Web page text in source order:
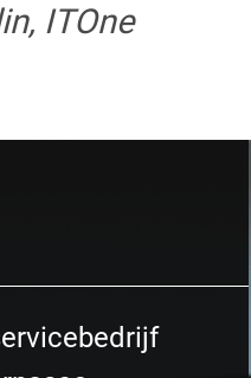
ITOne